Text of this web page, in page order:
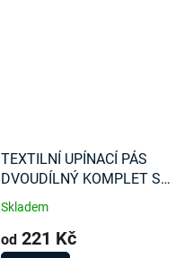
TEXTILNÍ UPÍNACÍ PÁS
DVOUDÍLNÝ KOMPLET S
RÁČNOU 1000 Kg
Skladem
od 221 Kč